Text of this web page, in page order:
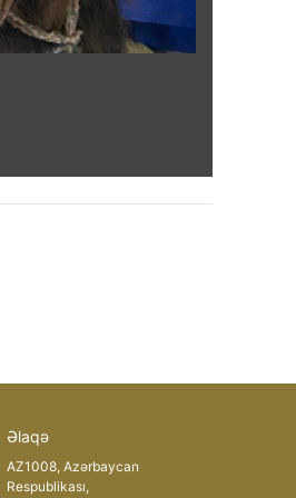
Əlaqə
AZ1008, Azərbaycan
Respublikası,